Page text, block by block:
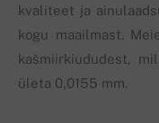
kvaliteet ja
kogu maailmast.
kašmiirkiududest,
ületa 0,0155 mm.